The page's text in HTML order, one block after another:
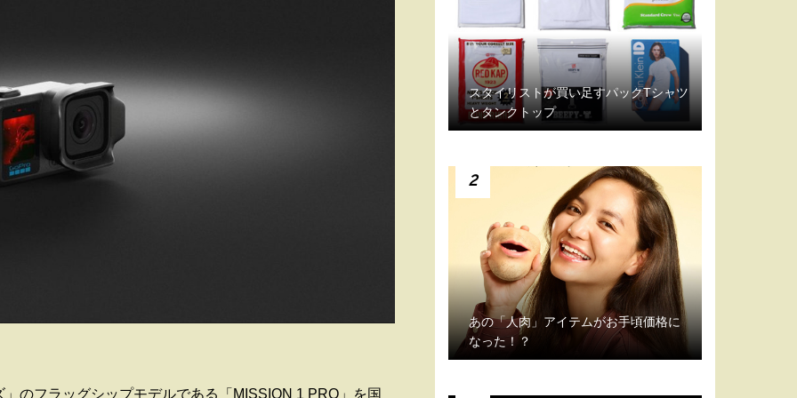
のフラッグシップモデルである「MISSION 1 PRO」を国
スタイリストが買い足すパックTシャツ
とタンクトップ
2
あの「人肉」アイテムがお手頃価格に
なった！？